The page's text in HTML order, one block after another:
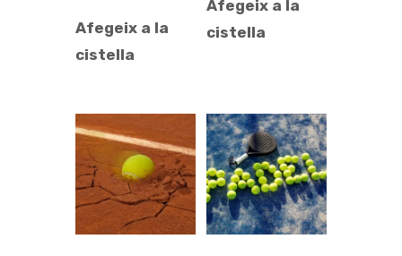
Afegeix a la
cistella
Afegeix a la
cistella